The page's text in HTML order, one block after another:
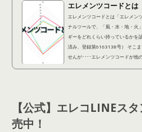
エレメンツコードとは
エレメンツコードとは「エレメン
ナルツールで、「風・水・地・火
ギーをどれくらい持っているかを
済み、登録第6163138号） そこ
せんが････エレメンツコードが他
【公式】エレコLINEス
売中！